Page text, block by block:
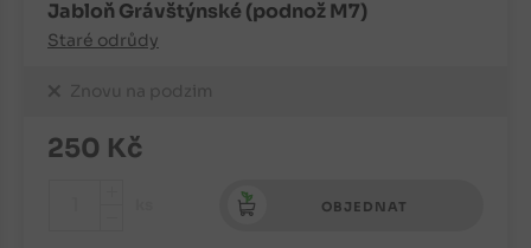
Jabloň Grávštýnské (podnož M7)
Staré odrůdy
Znovu na podzim
250 Kč
OBJEDNAT